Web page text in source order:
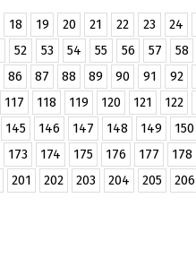
18 19 20 21 22 23 24
52 53 54 55 56 57 58
86 87 88 89 90 91 92
117 118 119 120 121 122
145 146 147 148 149 150
173 174 175 176 177 178
201 202 203 204 205 206